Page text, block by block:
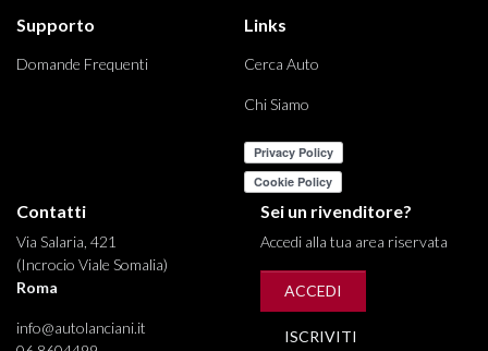
Supporto
Domande Frequenti
Links
Cerca Auto
Chi Siamo
Contatti
Via Salaria, 421
(Incrocio Viale Somalia)
Roma
info@autolanciani.it
Sei un rivenditore?
Accedi alla tua area riservata
ACCEDI
ISCRIVITI